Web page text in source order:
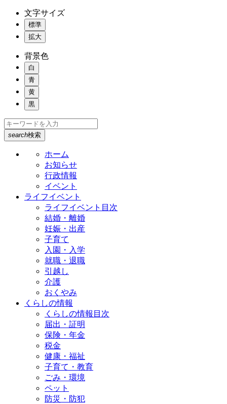
文字サイズ
標準
拡大
背景色
白
青
黄
黒
search検索
ホーム
お知らせ
行政情報
イベント
ライフイベント
ライフイベント目次
結婚・離婚
妊娠・出産
子育て
入園・入学
就職・退職
引越し
介護
おくやみ
くらしの情報
くらしの情報目次
届出・証明
保険・年金
税金
健康・福祉
子育て・教育
ごみ・環境
ペット
防災・防犯